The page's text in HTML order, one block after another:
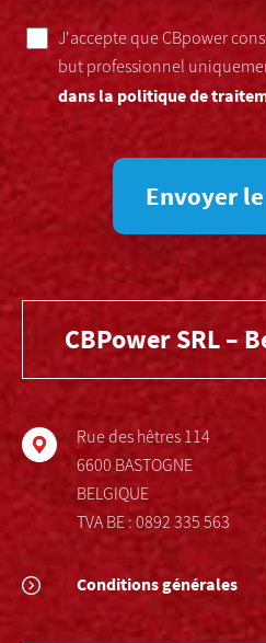
J'accepte que CBpower
but professionnel
dans la politique de
Envoyer
CBPower SRL –
Rue des hêtres 114
6600 BASTOGNE
BELGIQUE
TVA BE : 0892 335 563
Conditions générales